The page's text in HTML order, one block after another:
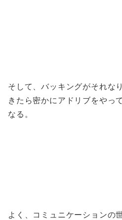
そして、バッキングがそれな
きたら密かにアドリブをやっ
なる。
よく、コミュニケーションの